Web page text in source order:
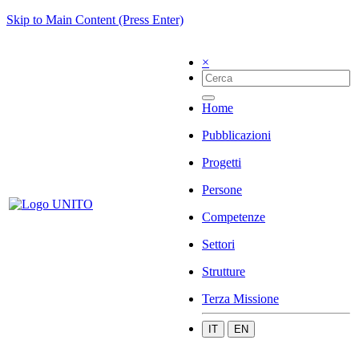
Skip to Main Content (Press Enter)
×
Home
Pubblicazioni
Progetti
Persone
Competenze
Settori
Strutture
Terza Missione
IT EN